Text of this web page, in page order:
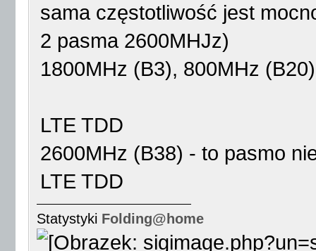
sama częstotliwość jest
2 pasma 2600MHJz)
1800MHz (B3), 800MHz
LTE TDD
2600MHz (B38) - to pasmo
LTE TDD
Statystyki Folding@home